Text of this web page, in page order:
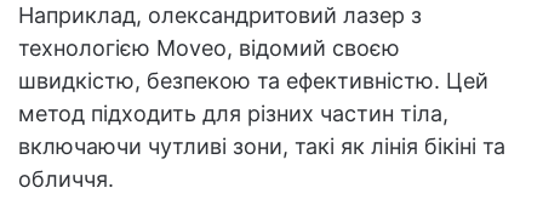
Наприклад, олександритовий лазер з
технологією Moveo, відомий своєю
швидкістю, безпекою та ефективністю. Цей
метод підходить для різних частин тіла,
включаючи чутливі зони, такі як лінія бікіні та
обличчя.